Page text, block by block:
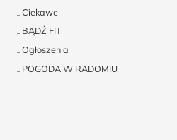
Ciekawe
BĄDŹ FIT
Ogłoszenia
POGODA W RADOMIU